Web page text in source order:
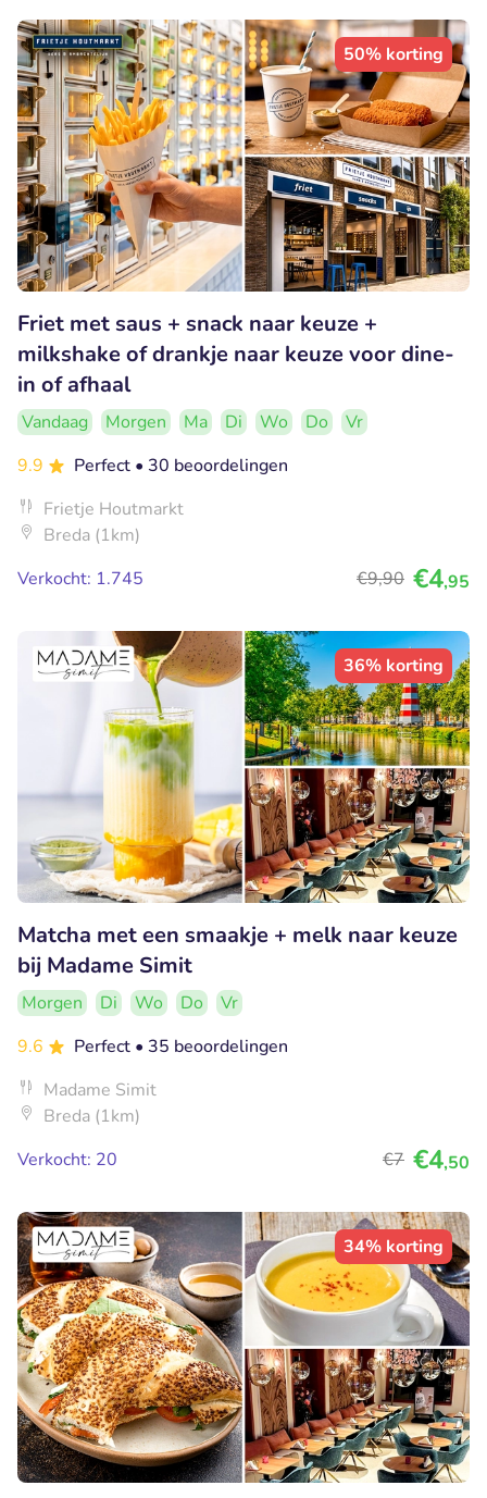
50% korting
Friet met saus + snack naar keuze +
milkshake of drankje naar keuze voor dine-
in of afhaal
Vandaag Morgen Ma Di Wo Do
Vr
9.9
Perfect • 30 beoordelingen
Frietje Houtmarkt
Breda (1km)
Verkocht: 1.745
€9,90 €4,95
36% korting
Matcha met een smaakje + melk naar keuze
bij Madame Simit
Morgen Di Wo Do
Vr
9.6
Perfect • 35 beoordelingen
Madame Simit
Breda (1km)
Verkocht: 20
€7 €4,50
34% korting